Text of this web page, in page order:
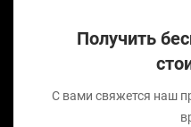
Получить
С вами свяжется наш